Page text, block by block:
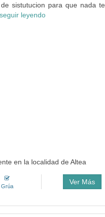
sistutucion para que nada te
seguir leyendo
en la localidad de Altea
Grúa
Ver Más